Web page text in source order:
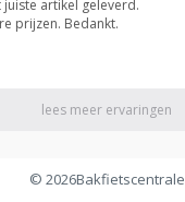
© 2026Bakfietscentrale